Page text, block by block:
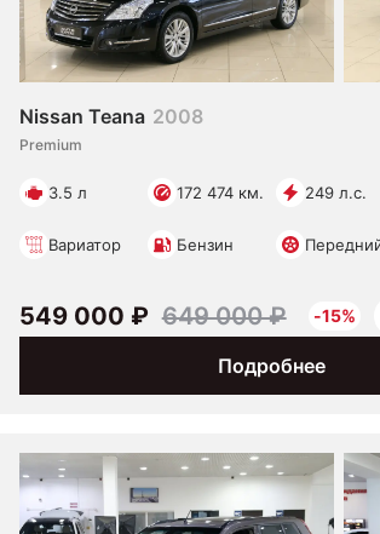
Nissan Teana 2008
Premium
3.5 л 172 474 км. 249 л.с.
Вариатор Бензин
Подробнее
549 000 ₽ 649 000 ₽ -15%